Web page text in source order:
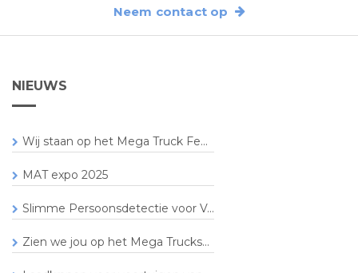
Neem contact op
NIEUWS
Wij staan op het Mega Truck Fe...
MAT expo 2025
Slimme Persoonsdetectie voor V...
Zien we jou op het Mega Trucks...